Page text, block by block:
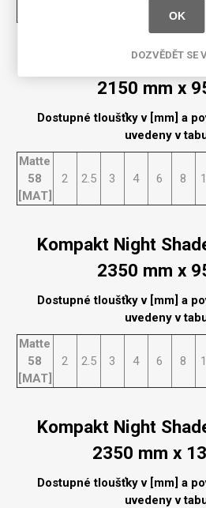
Kompakt Night
2150 mm x
Dostupné tloušťky v [mm] a
uvedeny v
Matte
58
[MAT]
2 2.5 3 4 6 8
Kompakt Night
2350 mm x
Dostupné tloušťky v [mm] a
uvedeny v
Matte
58
[MAT]
2 2.5 3 4 6 8
Kompakt Night
2350 mm x
Dostupné tloušťky v [mm] a
uvedeny v
OK
DOZVĚDĚT SE